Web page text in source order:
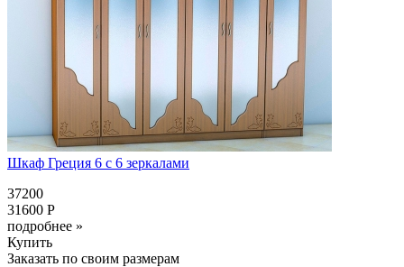
Шкаф Греция 6 с 6 зеркалами
37200
31600 Р
подробнее »
Купить
Заказать по своим размерам